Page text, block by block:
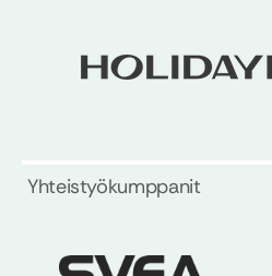
Yhteistyökumppanit